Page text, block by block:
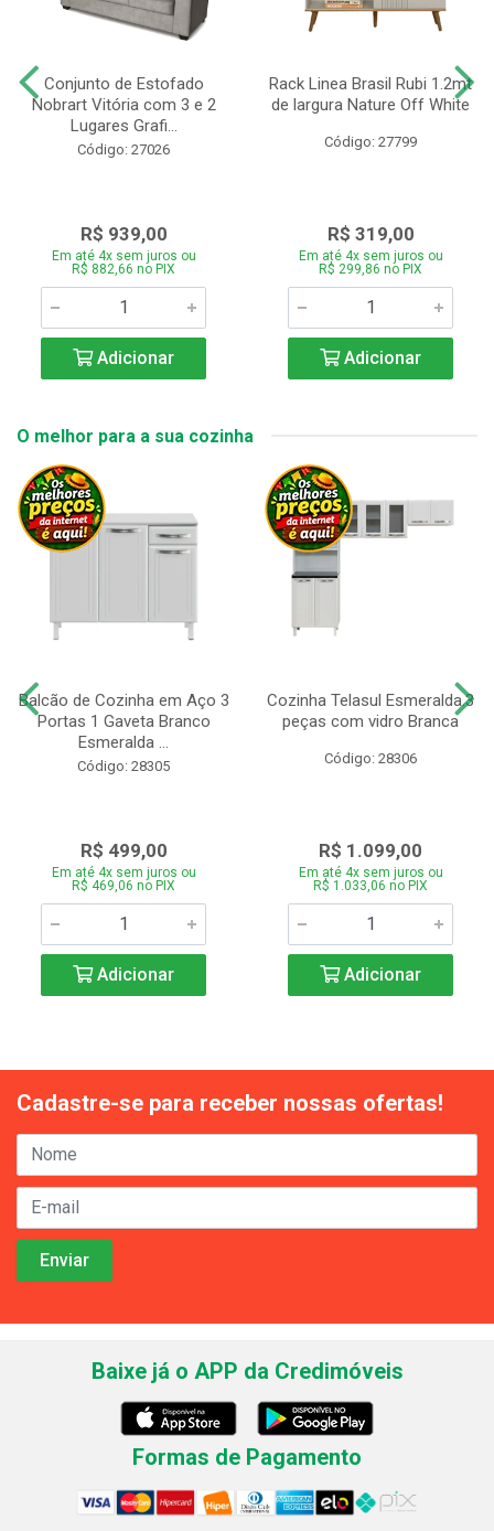
Conjunto de Estofado
Nobrart Vitória com 3 e 2
Lugares Grafi...
Código: 27026
R$ 939,00
Em até 4x sem juros ou
R$ 882,66 no PIX
Adicionar
Rack Linea Brasil Rubi 1.2mt
de largura Nature Off White
Código: 27799
R$ 319,00
Em até 4x sem juros ou
R$ 299,86 no PIX
Adicionar
O melhor para a sua cozinha
Balcão de Cozinha em Aço 3
Portas 1 Gaveta Branco
Esmeralda ...
Código: 28305
R$ 499,00
Em até 4x sem juros ou
R$ 469,06 no PIX
Adicionar
Cozinha Telasul Esmeralda.3
peças com vidro Branca
Código: 28306
R$ 1.099,00
Em até 4x sem juros ou
R$ 1.033,06 no PIX
Adicionar
Cadastre-se para receber nossas ofertas!
Baixe já o APP da Credimóveis
Formas de Pagamento